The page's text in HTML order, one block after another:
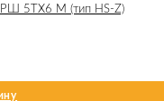
5ТХ6 М (тип HS-Z)